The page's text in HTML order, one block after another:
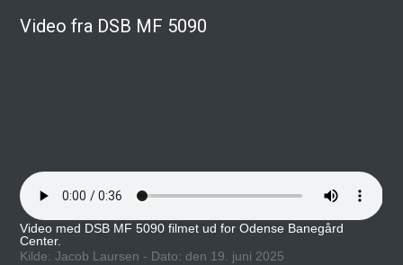
Video fra DSB MF 5090
Video med DSB MF 5090 filmet ud for Odense Banegård
Center.
Kilde: Jacob Laursen - Dato: den 19. juni 2025